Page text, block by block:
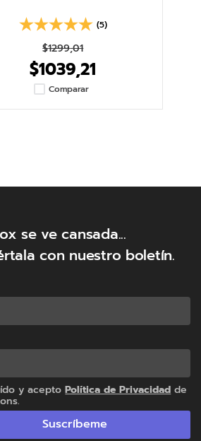
(5)
$1299,01
$1039,21
Comparar
se ve cansada...
con nuestro boletín.
y aceptoPolítica de Privacidad de
Suscríbeme